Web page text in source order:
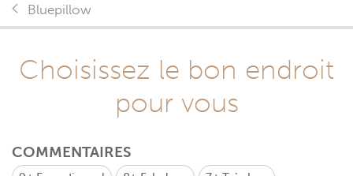
Bluepillow
Choisissez le bon endroit
pour vous
COMMENTAIRES